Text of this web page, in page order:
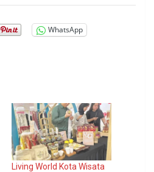
WhatsApp
Living World Kota Wisata